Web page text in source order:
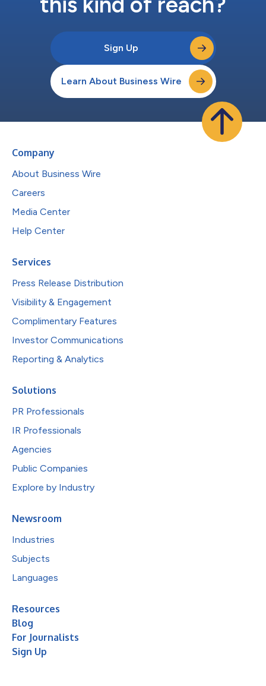
Sign Up
Learn About Business Wire
Company
About Business Wire
Careers
Media Center
Help Center
Services
Press Release Distribution
Visibility & Engagement
Complimentary Features
Investor Communications
Reporting & Analytics
Solutions
PR Professionals
IR Professionals
Agencies
Public Companies
Explore by Industry
Newsroom
Industries
Subjects
Languages
Resources
Blog
For Journalists
Sign Up